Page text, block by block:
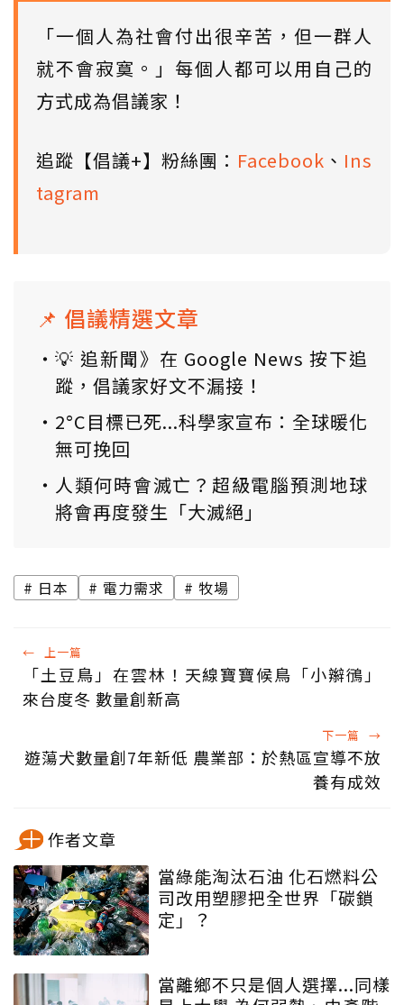
「一個人為社會付出很辛苦，但一群人
就不會寂寞。」每個人都可以用自己的
方式成為倡議家！
追蹤【倡議+】粉絲團： Facebook 、 Ins
tagram
📌 倡議精選文章
💡 追新聞》在 Google News 按下追
蹤，倡議家好文不漏接！
2°C目標已死...科學家宣布：全球暖化
無可挽回
人類何時會滅亡？超級電腦預測地球
將會再度發生「大滅絕」
日本 電力需求 牧場
← 上一篇
「土豆鳥」在雲林！天線寶寶候鳥「小辮鴴」
來台度冬 數量創新高
下一篇 →
遊蕩犬數量創7年新低 農業部：於熱區宣導不放
養有成效
作者文章
當綠能淘汰石油 化石燃料公
司改用塑膠把全世界「碳鎖
定」？
當離鄉不只是個人選擇...同樣